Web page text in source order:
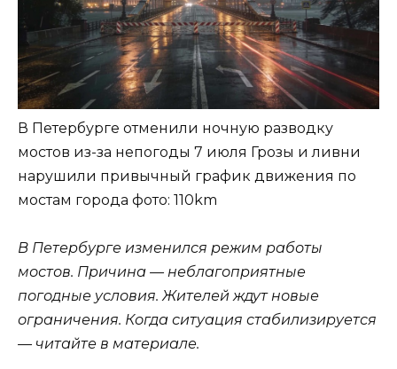
В Петербурге отменили ночную разводку
мостов из-за непогоды 7 июля Грозы и ливни
нарушили привычный график движения по
мостам города фото: 110km
В Петербурге изменился режим работы
мостов. Причина — неблагоприятные
погодные условия. Жителей ждут новые
ограничения. Когда ситуация стабилизируется
— читайте в материале.